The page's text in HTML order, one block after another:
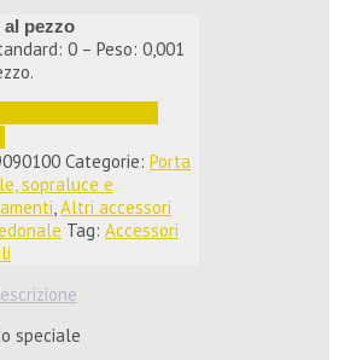
al pezzo
0 – Peso: 0,001
Categorie: Porta
sopraluce e
,Altri accessori
Tag: Accessori
speciale